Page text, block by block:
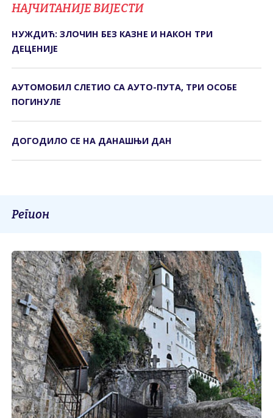
НАЈЧИТАНИЈЕ ВИЈЕСТИ
НУЖДИЋ: ЗЛОЧИН БЕЗ КАЗНЕ И НАКОН ТРИ
ДЕЦЕНИЈЕ
АУТОМОБИЛ СЛЕТИО СА АУТО-ПУТА, ТРИ ОСОБЕ
ПОГИНУЛЕ
ДОГОДИЛО СЕ НА ДАНАШЊИ ДАН
Регион